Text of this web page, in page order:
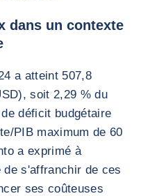
dans un contexte
a atteint 507,8
soit 2,29 % du
déficit budgétaire
PIB maximum de 60
a exprimé à
s'affranchir de ces
ses coûteuses